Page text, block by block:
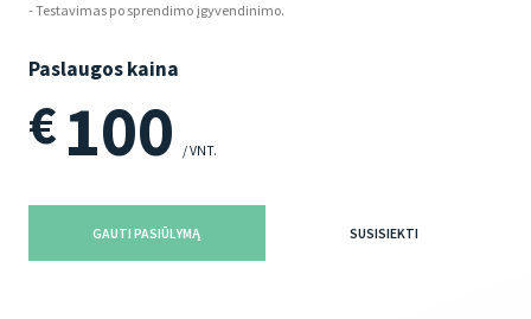
- Testavimas po sprendimo įgyvendinimo.
Paslaugos kaina
€100 / VNT.
GAUTI PASIŪLYMĄ SUSISIEKTI